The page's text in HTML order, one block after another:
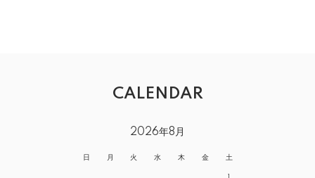
CALENDAR
2026年8月
日 月 火 水 木 金 土